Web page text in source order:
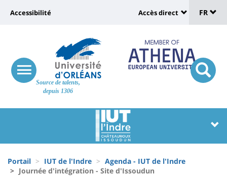
Site
Source de talents,
depuis 1306
Recherche
responsive
menu
button
Université
vers
page
accessibilité
Accessibilité
:
Shortcut
links
Accès direct
de
FR
Block
liste
d'Ariane
Portail IUT de l'Indre
Agenda - IUT de l'Indre
Journée d'intégration - Site d'Issoudun